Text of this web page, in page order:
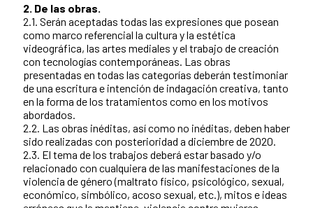
2. De las obras.
2.1. Serán aceptadas todas las expresiones que posean
como marco referencial la cultura y la estética
videográfica, las artes mediales y el trabajo de creación
con tecnologías contemporáneas. Las obras
presentadas en todas las categorías deberán testimoniar
de una escritura e intención de indagación creativa, tanto
en la forma de los tratamientos como en los motivos
abordados.
2.2. Las obras inéditas, así como no inéditas, deben haber
sido realizadas con posterioridad a diciembre de 2020.
2.3. El tema de los trabajos deberá estar basado y/o
relacionado con cualquiera de las manifestaciones de la
violencia de género (maltrato físico, psicológico, sexual,
económico, simbólico, acoso sexual, etc.), mitos e ideas